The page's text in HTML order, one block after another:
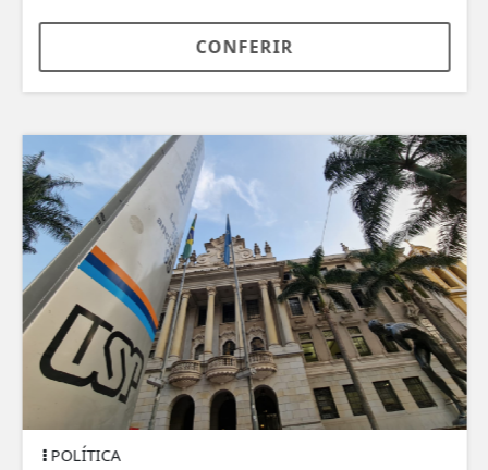
CONFERIR
POLÍTICA